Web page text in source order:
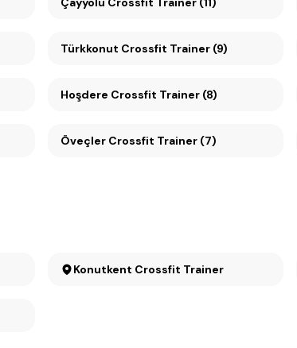
Türkkonut Crossfit Trainer (9)
Hoşdere Crossfit Trainer (8)
Öveçler Crossfit Trainer (7)
Konutkent Crossfit Trainer